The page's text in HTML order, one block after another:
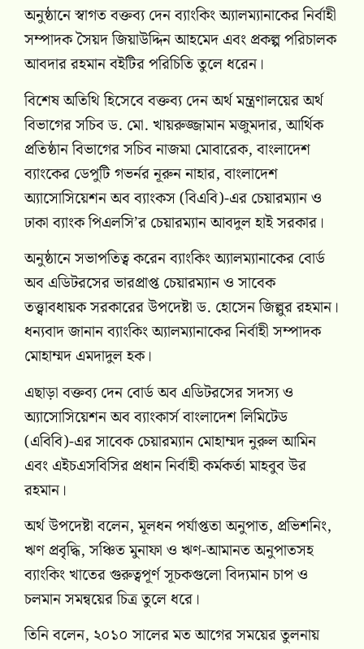
অনুষ্ঠানে স্বাগত বক্তব্য দেন ব্যাংকিং অ্যালম্যানাকের নির্বাহী
সম্পাদক সৈয়দ জিয়াউদ্দিন আহমেদ এবং প্রকল্প পরিচালক
আবদার রহমান বইটির পরিচিতি তুলে ধরেন।
বিশেষ অতিথি হিসেবে বক্তব্য দেন অর্থ মন্ত্রণালয়ের অর্থ
বিভাগের সচিব ড. মো. খায়রুজ্জামান মজুমদার, আর্থিক
প্রতিষ্ঠান বিভাগের সচিব নাজমা মোবারেক, বাংলাদেশ
ব্যাংকের ডেপুটি গভর্নর নূরুন নাহার, বাংলাদেশ
অ্যাসোসিয়েশন অব ব্যাংকস (বিএবি)-এর চেয়ারম্যান ও
ঢাকা ব্যাংক পিএলসি’র চেয়ারম্যান আবদুল হাই সরকার।
অনুষ্ঠানে সভাপতিত্ব করেন ব্যাংকিং অ্যালম্যানাকের বোর্ড
অব এডিটরসের ভারপ্রাপ্ত চেয়ারম্যান ও সাবেক
তত্ত্বাবধায়ক সরকারের উপদেষ্টা ড. হোসেন জিল্লুর রহমান।
ধন্যবাদ জানান ব্যাংকিং অ্যালম্যানাকের নির্বাহী সম্পাদক
মোহাম্মদ এমদাদুল হক।
এছাড়া বক্তব্য দেন বোর্ড অব এডিটরসের সদস্য ও
অ্যাসোসিয়েশন অব ব্যাংকার্স বাংলাদেশ লিমিটেড
(এবিবি)-এর সাবেক চেয়ারম্যান মোহাম্মদ নুরুল আমিন
এবং এইচএসবিসির প্রধান নির্বাহী কর্মকর্তা মাহবুব উর
রহমান।
অর্থ উপদেষ্টা বলেন, মূলধন পর্যাপ্ততা অনুপাত, প্রভিশনিং,
ঋণ প্রবৃদ্ধি, সঞ্চিত মুনাফা ও ঋণ-আমানত অনুপাতসহ
ব্যাংকিং খাতের গুরুত্বপূর্ণ সূচকগুলো বিদ্যমান চাপ ও
চলমান সমন্বয়ের চিত্র তুলে ধরে।
তিনি বলেন, ২০১০ সালের মত আগের সময়ের তুলনায়